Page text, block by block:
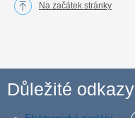
Na začátek stránky
Důležité odkazy